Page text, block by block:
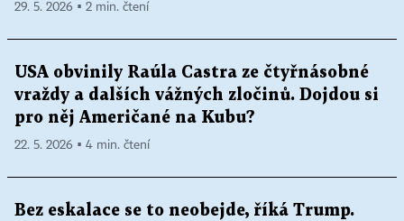
29. 5. 2026 ▪ 2 min. čtení
USA obvinily Raúla Castra ze čtyřnásobné
vraždy a dalších vážných zločinů. Dojdou si
pro něj Američané na Kubu?
22. 5. 2026 ▪ 4 min. čtení
Bez eskalace se to neobejde, říká Trump.